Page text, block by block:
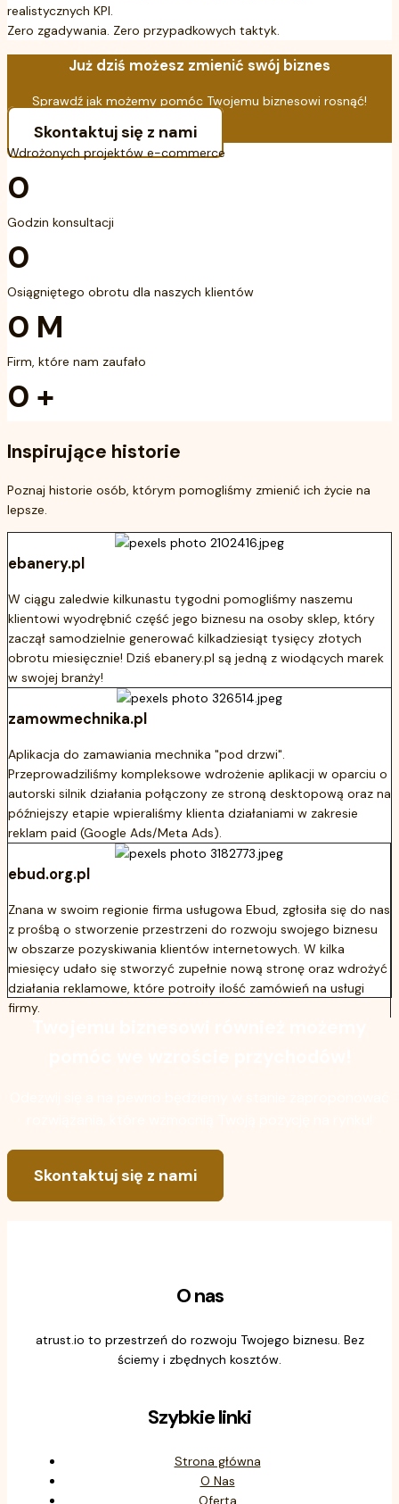
realistycznych KPI.
Zero zgadywania. Zero przypadkowych taktyk.
Już dziś możesz zmienić swój biznes
Sprawdź jak możemy pomóc Twojemu biznesowi rosnąć!
Skontaktuj się z nami
Wdrożonych projektów e-commerce
0
Godzin konsultacji
0
Osiągniętego obrotu dla naszych klientów
0 M
Firm, które nam zaufało
0 +
Inspirujące historie
Poznaj historie osób, którym pomogliśmy zmienić ich życie na
lepsze.
ebanery.pl
W ciągu zaledwie kilkunastu tygodni pomogliśmy naszemu
klientowi wyodrębnić część jego biznesu na osoby sklep, który
zaczął samodzielnie generować kilkadziesiąt tysięcy złotych
obrotu miesięcznie! Dziś ebanery.pl są jedną z wiodących marek
w swojej branży!
zamowmechnika.pl
Aplikacja do zamawiania mechnika "pod drzwi".
Przeprowadziliśmy kompleksowe wdrożenie aplikacji w oparciu o
autorski silnik działania połączony ze stroną desktopową oraz na
późniejszy etapie wpieraliśmy klienta działaniami w zakresie
reklam paid (Google Ads/Meta Ads).
ebud.org.pl
Znana w swoim regionie firma usługowa Ebud, zgłosiła się do nas
z prośbą o stworzenie przestrzeni do rozwoju swojego biznesu
w obszarze pozyskiwania klientów internetowych. W kilka
miesięcy udało się stworzyć zupełnie nową stronę oraz wdrożyć
działania reklamowe, które potroiły ilość zamówień na usługi
firmy.
Skontaktuj się z nami
O nas
atrust.io to przestrzeń do rozwoju Twojego biznesu. Bez
ściemy i zbędnych kosztów.
Szybkie linki
Strona główna
O Nas
Oferta